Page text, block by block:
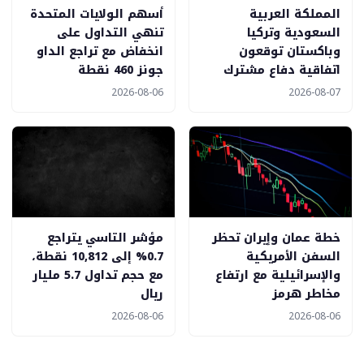
المملكة العربية
السعودية وتركيا
وباكستان توقعون
اتفاقية دفاع مشترك
2026-08-07
أسهم الولايات المتحدة
تنهي التداول على
انخفاض مع تراجع الداو
جونز 460 نقطة
2026-08-06
خطة عمان وإيران تحظر
السفن الأمريكية
والإسرائيلية مع ارتفاع
مخاطر هرمز
2026-08-06
مؤشر التاسي يتراجع
0.7% إلى 10,812 نقطة،
مع حجم تداول 5.7 مليار
ريال
2026-08-06